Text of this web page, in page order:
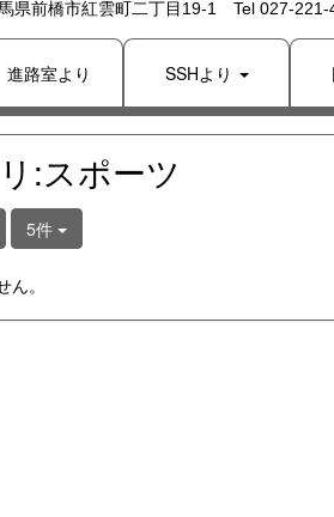
県前橋市紅雲町二丁目19-1 Tel 027-
進路室より SSHより
:スポーツ
5件
。